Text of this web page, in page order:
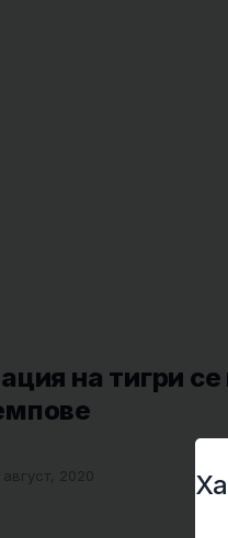
на тигри
август, 2020